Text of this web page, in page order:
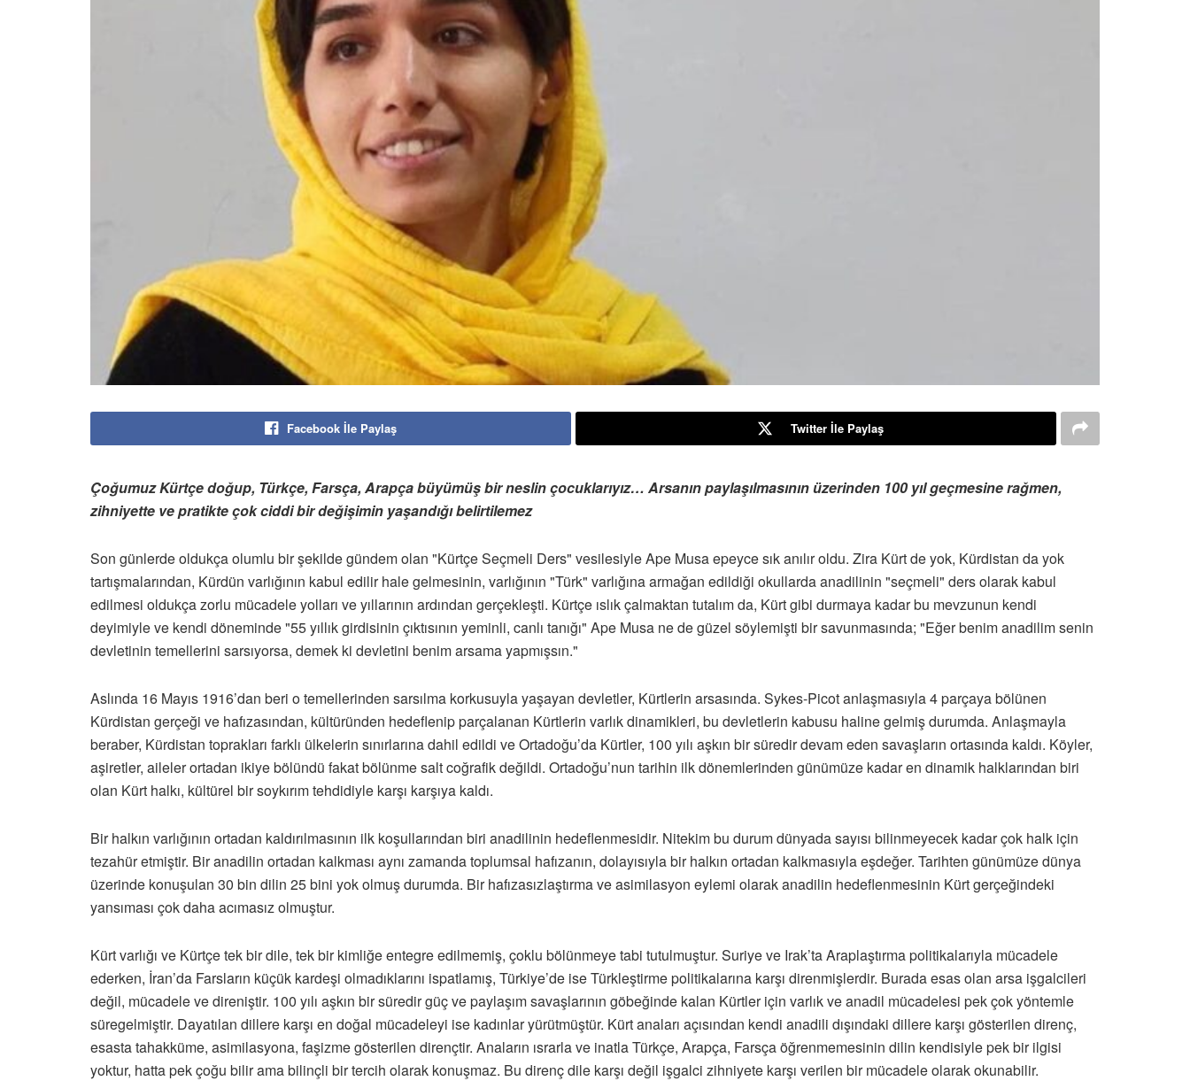
Facebook İle Paylaş Twitter İle Paylaş
Çoğumuz Kürtçe doğup, Türkçe, Farsça, Arapça büyümüş bir neslin çocuklarıyız… Arsanın paylaşılmasının üzerinden 100 yıl geçmesine rağmen,
zihniyette ve pratikte çok ciddi bir değişimin yaşandığı belirtilemez
Son günlerde oldukça olumlu bir şekilde gündem olan "Kürtçe Seçmeli Ders" vesilesiyle Ape Musa epeyce sık anılır oldu. Zira Kürt de yok, Kürdistan da yok
tartışmalarından, Kürdün varlığının kabul edilir hale gelmesinin, varlığının "Türk" varlığına armağan edildiği okullarda anadilinin "seçmeli" ders olarak kabul
edilmesi oldukça zorlu mücadele yolları ve yıllarının ardından gerçekleşti. Kürtçe ıslık çalmaktan tutalım da, Kürt gibi durmaya kadar bu mevzunun kendi
deyimiyle ve kendi döneminde "55 yıllık girdisinin çıktısının yeminli, canlı tanığı" Ape Musa ne de güzel söylemişti bir savunmasında; "Eğer benim anadilim senin
devletinin temellerini sarsıyorsa, demek ki devletini benim arsama yapmışsın."
Aslında 16 Mayıs 1916’dan beri o temellerinden sarsılma korkusuyla yaşayan devletler, Kürtlerin arsasında. Sykes-Picot anlaşmasıyla 4 parçaya bölünen
Kürdistan gerçeği ve hafızasından, kültüründen hedeflenip parçalanan Kürtlerin varlık dinamikleri, bu devletlerin kabusu haline gelmiş durumda. Anlaşmayla
beraber, Kürdistan toprakları farklı ülkelerin sınırlarına dahil edildi ve Ortadoğu’da Kürtler, 100 yılı aşkın bir süredir devam eden savaşların ortasında kaldı. Köyler,
aşiretler, aileler ortadan ikiye bölündü fakat bölünme salt coğrafik değildi. Ortadoğu’nun tarihin ilk dönemlerinden günümüze kadar en dinamik halklarından biri
olan Kürt halkı, kültürel bir soykırım tehdidiyle karşı karşıya kaldı.
Bir halkın varlığının ortadan kaldırılmasının ilk koşullarından biri anadilinin hedeflenmesidir. Nitekim bu durum dünyada sayısı bilinmeyecek kadar çok halk için
tezahür etmiştir. Bir anadilin ortadan kalkması aynı zamanda toplumsal hafızanın, dolayısıyla bir halkın ortadan kalkmasıyla eşdeğer. Tarihten günümüze dünya
üzerinde konuşulan 30 bin dilin 25 bini yok olmuş durumda. Bir hafızasızlaştırma ve asimilasyon eylemi olarak anadilin hedeflenmesinin Kürt gerçeğindeki
yansıması çok daha acımasız olmuştur.
Kürt varlığı ve Kürtçe tek bir dile, tek bir kimliğe entegre edilmemiş, çoklu bölünmeye tabi tutulmuştur. Suriye ve Irak’ta Araplaştırma politikalarıyla mücadele
ederken, İran’da Farsların küçük kardeşi olmadıklarını ispatlamış, Türkiye’de ise Türkleştirme politikalarına karşı direnmişlerdir. Burada esas olan arsa işgalcileri
değil, mücadele ve direniştir. 100 yılı aşkın bir süredir güç ve paylaşım savaşlarının göbeğinde kalan Kürtler için varlık ve anadil mücadelesi pek çok yöntemle
süregelmiştir. Dayatılan dillere karşı en doğal mücadeleyi ise kadınlar yürütmüştür. Kürt anaları açısından kendi anadili dışındaki dillere karşı gösterilen direnç,
esasta tahakküme, asimilasyona, faşizme gösterilen dirençtir. Anaların ısrarla ve inatla Türkçe, Arapça, Farsça öğrenmemesinin dilin kendisiyle pek bir ilgisi
yoktur, hatta pek çoğu bilir ama bilinçli bir tercih olarak konuşmaz. Bu direnç dile karşı değil işgalci zihniyete karşı verilen bir mücadele olarak okunabilir.